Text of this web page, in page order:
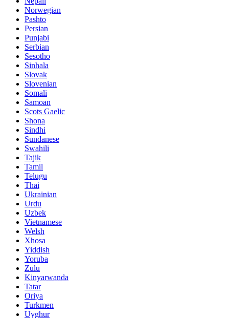
Norwegian
Pashto
Persian
Punjabi
Serbian
Sesotho
Sinhala
Slovak
Slovenian
Somali
Samoan
Scots Gaelic
Shona
Sindhi
Sundanese
Swahili
Tajik
Tamil
Telugu
Thai
Ukrainian
Urdu
Uzbek
Vietnamese
Welsh
Xhosa
Yiddish
Yoruba
Zulu
Kinyarwanda
Tatar
Oriya
Turkmen
Uyghur